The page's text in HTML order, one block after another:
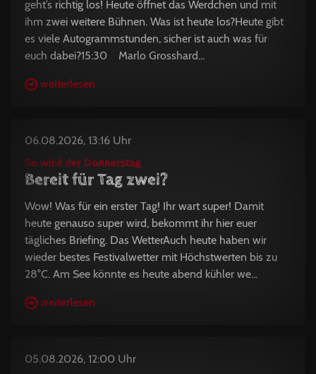
geht’s richtig los! Heute öffnet das Werdchen und mit
ihm zwei weitere Bühnen. Was ist heute los?Heute gibt
es viele Autogrammstunden, sicher ist auch was für
euch dabei?15:30 Marlo Grosshard...
weiterlesen
06.08.2026, 13:16 Uhr
So wird der Donnerstag
Bereit für Tag zwei?
Wow! Was für ein erster Tag! Ihr wart super! Damit
heute genauso super wird, bekommt ihr hier euer
tägliches Briefing. Das WetterAuch heute haben wir
wieder bestes Festivalwetter mit Höchstwerten bis zu
28°C. Am See könnte es heute abend kühler we...
weiterlesen
05.08.2026, 12:00 Uhr